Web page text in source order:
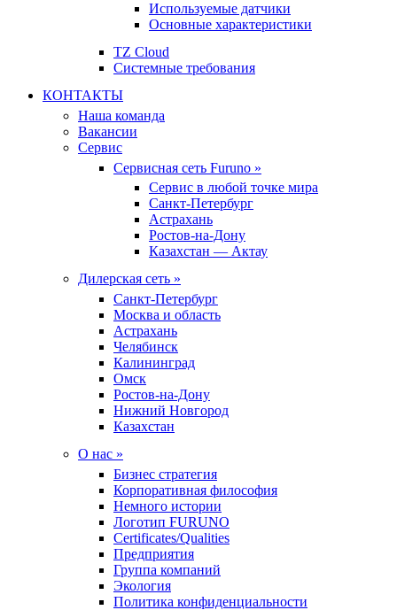
Используемые датчики
Основные характеристики
TZ Cloud
Системные требования
КОНТАКТЫ
Наша команда
Вакансии
Сервис
Сервисная сеть Furuno »
Сервис в любой точке мира
Санкт-Петербург
Астрахань
Ростов-на-Дону
Казахстан — Актау
Дилерская сеть »
Санкт-Петербург
Москва и область
Астрахань
Челябинск
Калининград
Омск
Ростов-на-Дону
Нижний Новгород
Казахстан
О нас »
Бизнес стратегия
Корпоративная философия
Немного истории
Логотип FURUNO
Certificates/Qualities
Предприятия
Группа компаний
Экология
Политика конфиденциальности